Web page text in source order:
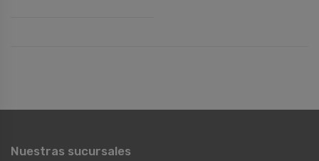
Nuestras sucursales